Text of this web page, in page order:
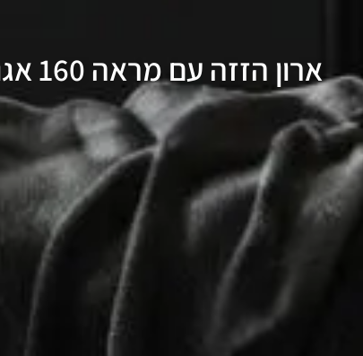
ארון הזזה עם מראה 160 אגוז שקד